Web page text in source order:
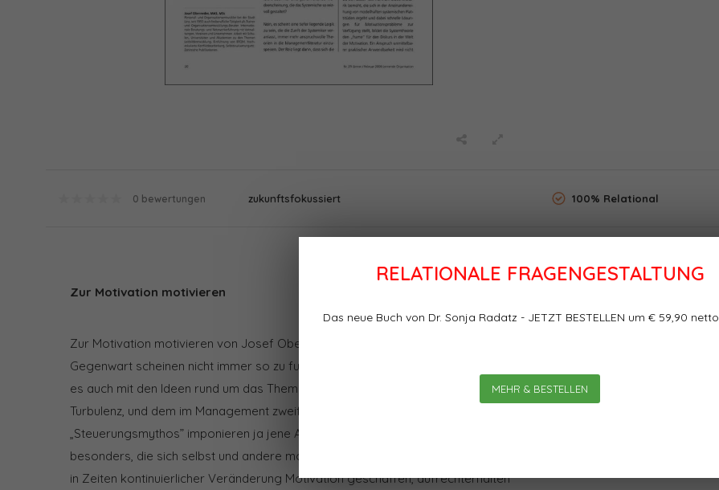
RELATIONALE FRAGENGESTALTUNG
Das neue Buch von Dr. Sonja Radatz - JETZT BESTELLEN um € 59,90 netto
MEHR & BESTELLEN
0 bewertungen zukunftsfokussiert 100% Relational
Zur Motivation motivieren
Zur Motivation motivieren von Josef Oberneder Manche Managementmoden der
Gegenwart scheinen nicht immer so zu funktionieren wie geplant – und so scheint
es auch mit den Ideen rund um das Thema Motivation zu sein. In Zeiten multipler
Turbulenz, und dem im Management zweifelsfrei noch immer vorherrschenden
„Steuerungsmythos” imponieren ja jene Akteure in Organisationen ganz
besonders, die sich selbst und andere motivieren wollen bzw. können(?). Wie kann
in Zeiten kontinuierlicher Veränderung Motivation geschaffen, aufrechterhalten